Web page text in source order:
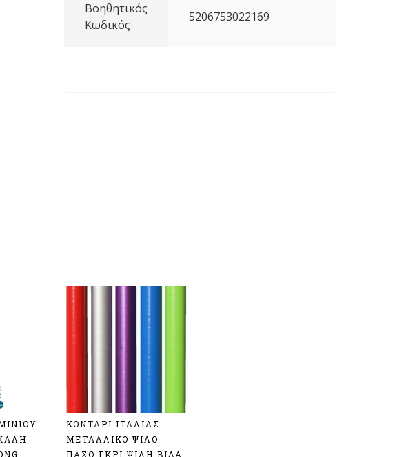
Βοηθητικός
Κωδικός
5206753022169
ΚΟΝΤΑΡΙ ΙΤΑΛΙΑΣ
ΜΕΤΑΛΛΙΚΟ ΨΙΛΟ
ΠΑΣΟ ΓΚΡΙ ΨΙΛΗ ΒΙΔΑ